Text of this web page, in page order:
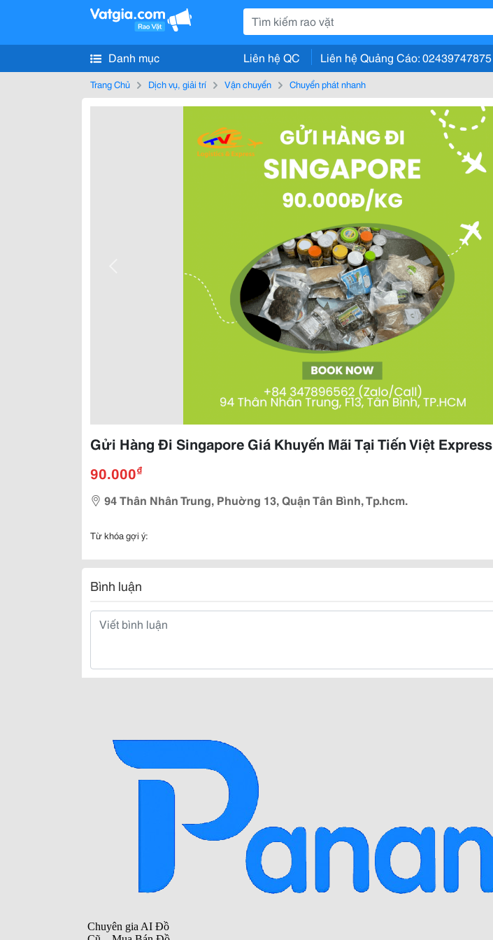
Danh mục Liên hệ QC Liên hệ Quảng Cáo: 02439747875
Trang Chủ Dịch vụ, giải trí Vận chuyển Chuyển phát nhanh
Gửi Hàng Đi Singapore Giá Khuyến Mãi Tại Tiến Việt Express
90.000₫
94 Thân Nhân Trung, Phuờng 13, Quận Tân Bình, Tp.hcm.
Từ khóa gợi ý:
Bình luận